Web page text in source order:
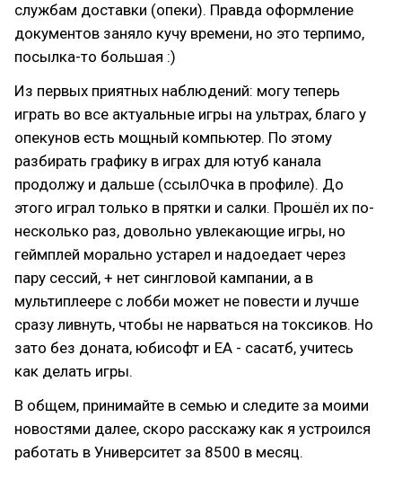
службам доставки (опеки). Правда оформление
документов заняло кучу времени, но это терпимо,
посылка-то большая :)
Из первых приятных наблюдений: могу теперь
играть во все актуальные игры на ультрах, благо у
опекунов есть мощный компьютер. По этому
разбирать графику в играх для ютуб канала
продолжу и дальше (ссылОчка в профиле). До
этого играл только в прятки и салки. Прошёл их по-
несколько раз, довольно увлекающие игры, но
геймплей морально устарел и надоедает через
пару сессий, + нет сингловой кампании, а в
мультиплеере с лобби может не повести и лучше
сразу ливнуть, чтобы не нарваться на токсиков. Но
зато без доната, юбисофт и ЕА - сасатб, учитесь
как делать игры.
В общем, принимайте в семью и следите за моими
новостями далее, скоро расскажу как я устроился
работать в Университет за 8500 в месяц.